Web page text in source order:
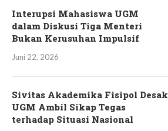
Interupsi Mahasiswa UGM
dalam Diskusi Tiga Menteri
Bukan Kerusuhan Impulsif
Juni 22, 2026
Sivitas Akademika Fisipol Desak
UGM Ambil Sikap Tegas
terhadap Situasi Nasional